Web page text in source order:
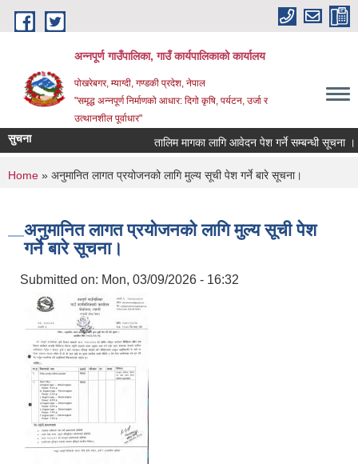
Skip to main content
अन्‍नपूर्ण गाउँपालिका, गाउँ कार्यपालिकाको कार्यालय
पोखरेबगर, म्याग्दी, गण्डकी प्रदेश, नेपाल
"समृद्ध अन्‍नपूर्ण निर्माणको आधार: दिगो कृषि, पर्यटन, उर्जा र
उत्थानशील पूर्वाधार"
सुचना तालिम मागका लागि आवेदन पेश गर्ने सम्बन्धी सूचना ।।
You are here
Home » अनुमानित लागत प्रयोजनको लागि मुल्य सूची पेश गर्ने बारे सूचना।
अनुमानित लागत प्रयोजनको लागि मुल्य सूची पेश
गर्ने बारे सूचना।
Submitted on: Mon, 03/09/2026 - 16:32